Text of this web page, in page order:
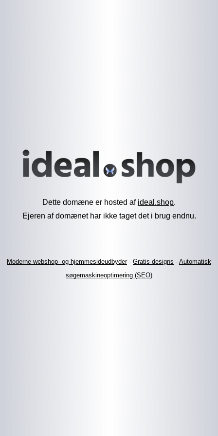
Dette domæne er hosted af ideal.shop.
Ejeren af domænet har ikke taget det i brug endnu.
Moderne webshop- og hjemmesideudbyder- Gratis designs - Automatisk
søgemaskineoptimering (SEO)